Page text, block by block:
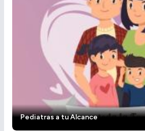
Pediatras a tu Alcance